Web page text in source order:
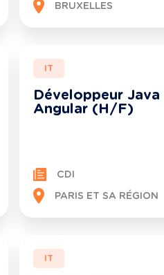
BRUXELLES
IT
Développeur Java
Angular (H/F)
CDI
PARIS ET SA RÉGION
IT